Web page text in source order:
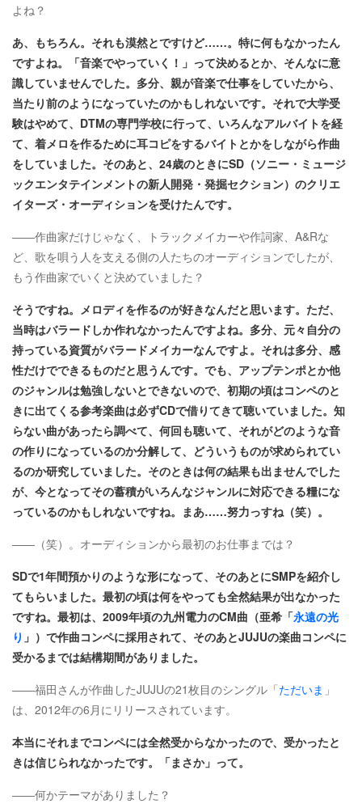
よね？
あ、もちろん。それも漠然とですけど……。特に何もなかったん
ですよね。「音楽でやっていく！」って決めるとか、そんなに意
識していませんでした。多分、親が音楽で仕事をしていたから、
当たり前のようになっていたのかもしれないです。それで大学受
験はやめて、DTMの専門学校に行って、いろんなアルバイトを経
て、着メロを作るために耳コピをするバイトとかをしながら作曲
をしていました。そのあと、24歳のときにSD（ソニー・ミュージ
ックエンタテインメントの新人開発・発掘セクション）のクリエ
イターズ・オーディションを受けたんです。
――作曲家だけじゃなく、トラックメイカーや作詞家、A&Rな
ど、歌を唄う人を支える側の人たちのオーディションでしたが、
もう作曲家でいくと決めていました？
そうですね。メロディを作るのが好きなんだと思います。ただ、
当時はバラードしか作れなかったんですよね。多分、元々自分の
持っている資質がバラードメイカーなんですよ。それは多分、感
性だけでできるものだと思うんです。でも、アップテンポとか他
のジャンルは勉強しないとできないので、初期の頃はコンペのと
きに出てくる参考楽曲は必ずCDで借りてきて聴いていました。知
らない曲があったら調べて、何回も聴いて、それがどのような音
の作りになっているのか分解して、どういうものが求められてい
るのか研究していました。そのときは何の結果も出ませんでした
が、今となってその蓄積がいろんなジャンルに対応できる糧にな
っているのかもしれないですね。まあ……努力っすね（笑）。
――（笑）。オーディションから最初のお仕事までは？
SDで1年間預かりのような形になって、そのあとにSMPを紹介し
てもらいました。最初の頃は何をやっても全然結果が出なかった
ですね。最初は、2009年頃の九州電力のCM曲（亜希「永遠の光
り 」）で作曲コンペに採用されて、そのあとJUJUの楽曲コンペに
受かるまでは結構期間がありました。
――福田さんが作曲したJUJUの21枚目のシングル「ただいま 」
は、2012年の6月にリリースされています。
本当にそれまでコンペには全然受からなかったので、受かったと
きは信じられなかったです。「まさか」って。
――何かテーマがありました？